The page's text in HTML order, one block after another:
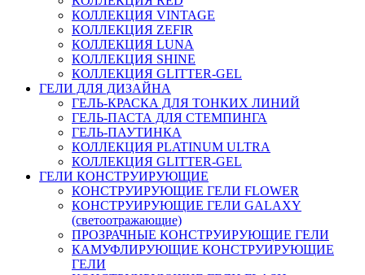
КОЛЛЕКЦИЯ VINTAGE
КОЛЛЕКЦИЯ ZEFIR
КОЛЛЕКЦИЯ LUNA
КОЛЛЕКЦИЯ SHINE
КОЛЛЕКЦИЯ GLITTER-GEL
ГЕЛИ ДЛЯ ДИЗАЙНА
ГЕЛЬ-КРАСКА ДЛЯ ТОНКИХ ЛИНИЙ
ГЕЛЬ-ПАСТА ДЛЯ СТЕМПИНГА
ГЕЛЬ-ПАУТИНКА
КОЛЛЕКЦИЯ PLATINUM ULTRA
КОЛЛЕКЦИЯ GLITTER-GEL
ГЕЛИ КОНСТРУИРУЮЩИЕ
КОНСТРУИРУЮЩИЕ ГЕЛИ FLOWER
КОНСТРУИРУЮЩИЕ ГЕЛИ GALAXY
(светоотражающие)
ПРОЗРАЧНЫЕ КОНСТРУИРУЮЩИЕ ГЕЛИ
КАМУФЛИРУЮЩИЕ КОНСТРУИРУЮЩИЕ
ГЕЛИ